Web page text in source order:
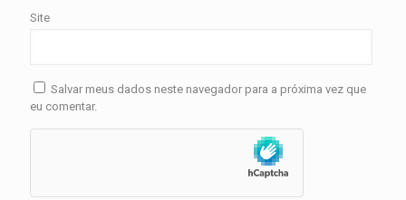
Site
Salvar meus dados neste navegador para a próxima vez que
eu comentar.